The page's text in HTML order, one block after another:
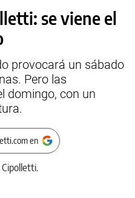
se viene el
provocará un sábado
Pero las
domingo, con un
en